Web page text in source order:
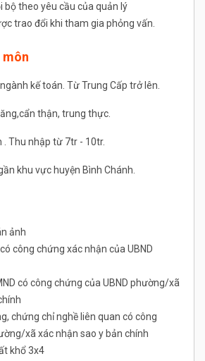
bộ theo yêu cầu của quản lý
trao đổi khi tham gia phỏng vấn.
môn
kế toán. Từ Trung Cấp trở lên.
thận, trung thực.
. Thu nhập từ 7tr - 10tr.
khu vực huyện Bình Chánh.
ảnh
công chứng xác nhận của UBND
có công chứng của UBND phường/xã
chứng chỉ nghề liên quan có công
xã xác nhận sao y bản chính
khổ 3x4